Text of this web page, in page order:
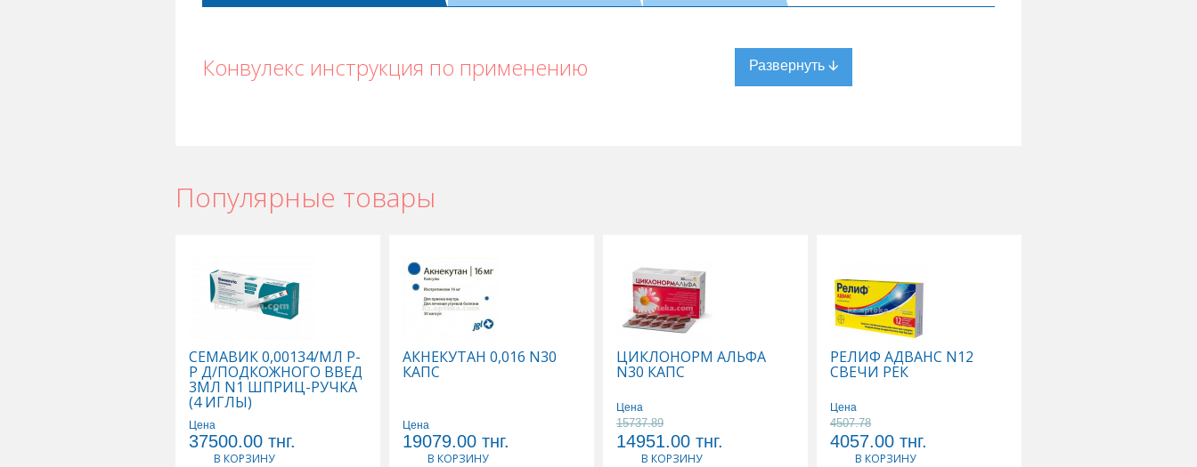
Конвулекс инструкция по применению
Конвулекс в Астане Конвулекс в Уральске, Конвулекс в Актау Конвулекс в Усть-Каменогорске
Конвулекс в Шымкенте
Популярные товары
СЕМАВИК 0,00134/МЛ Р-
Р Д/ПОДКОЖНОГО ВВЕД
3МЛ N1 ШПРИЦ-РУЧКА
(4 ИГЛЫ)
Цена
37500.00 тнг.
В КОРЗИНУ
АКНЕКУТАН 0,016 N30
КАПС
Цена
19079.00 тнг.
В КОРЗИНУ
ЦИКЛОНОРМ АЛЬФА
N30 КАПС
Цена
15737.89
14951.00 тнг.
В КОРЗИНУ
РЕЛИФ АДВАНС N12
СВЕЧИ РЕК
Цена
4507.78
4057.00 тнг.
В КОРЗИНУ